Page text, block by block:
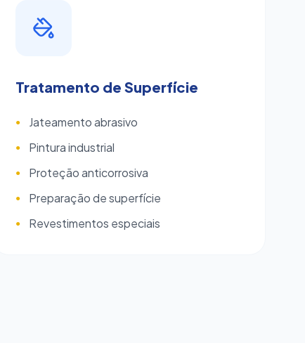
Tratamento de Superfície
● Jateamento abrasivo
● Pintura industrial
● Proteção anticorrosiva
● Preparação de superfície
● Revestimentos especiais